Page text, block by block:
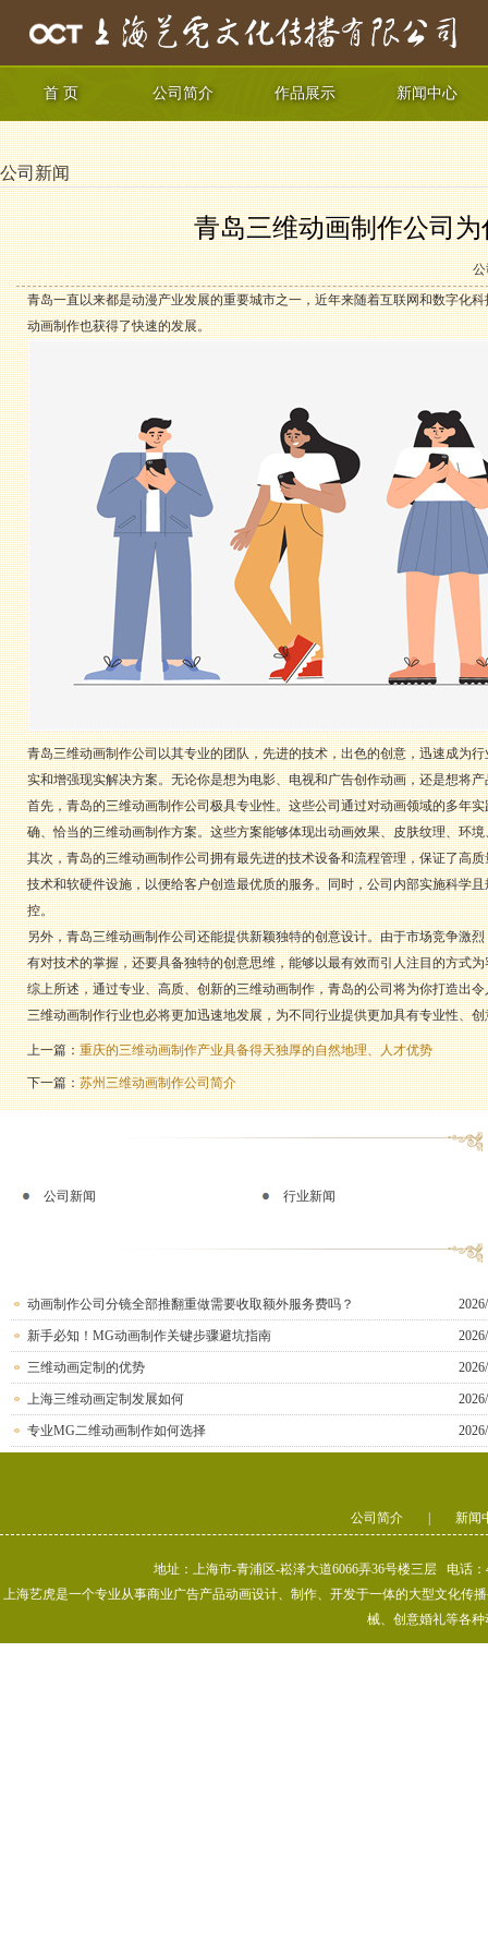
首 页 公司简介 作品展示 新闻中心
公司新闻
青岛三维动画制作公司
公
青岛一直以来都是动漫产业发展的重要城市之一，近年来随着互联网和数字化
动画制作也获得了快速的发展。
青岛三维动画制作公司以其专业的团队，先进的技术，出色的创意，迅速成为
实和增强现实解决方案。无论你是想为电影、电视和广告创作动画，还是想将
首先，青岛的三维动画制作公司极具专业性。这些公司通过对动画领域的多年
确、恰当的三维动画制作方案。这些方案能够体现出动画效果、皮肤纹理、环
其次，青岛的三维动画制作公司拥有最先进的技术设备和流程管理，保证了高
技术和软硬件设施，以便给客户创造最优质的服务。同时，公司内部实施科学
控。
另外，青岛三维动画制作公司还能提供新颖独特的创意设计。由于市场竞争激
有对技术的掌握，还要具备独特的创意思维，能够以最有效而引人注目的方式
综上所述，通过专业、高质、创新的三维动画制作，青岛的公司将为你打造出
三维动画制作行业也必将更加迅速地发展，为不同行业提供更加具有专业性、
上一篇：重庆的三维动画制作产业具备得天独厚的自然地理、人才优势
下一篇：苏州三维动画制作公司简介
公司新闻 行业新闻
动画制作公司分镜全部推翻重做需要收取额外服务费吗？
新手必知！MG动画制作关键步骤避坑指南
三维动画定制的优势
上海三维动画定制发展如何
专业MG二维动画制作如何选择
公司简介 新闻
地址：上海市-青浦区-崧泽大道6066弄36号楼三层 电话
上海艺虎是一个专业从事商业广告产品动画设计、制作、开发于一体的大型文化传
械、创意婚礼等各